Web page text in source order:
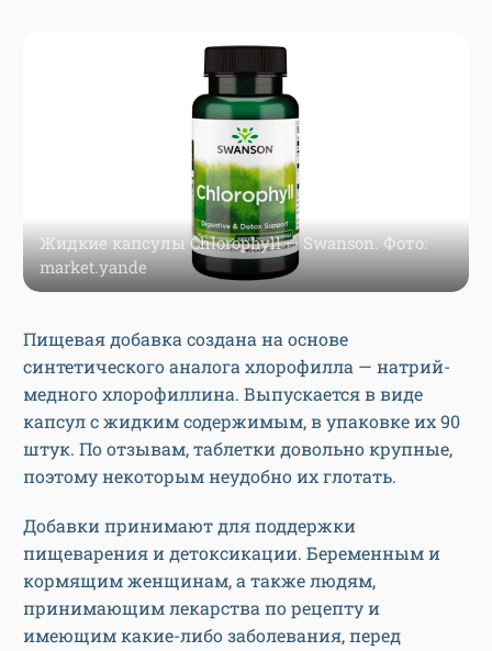
Жидкие капсулы Chlorophyll — Swanson. Фото:
market.yande
Пищевая добавка создана на основе
синтетического аналога хлорофилла — натрий-
медного хлорофиллина. Выпускается в виде
капсул с жидким содержимым, в упаковке их 90
штук. По отзывам, таблетки довольно крупные,
поэтому некоторым неудобно их глотать.
Добавки принимают для поддержки
пищеварения и детоксикации. Беременным и
кормящим женщинам, а также людям,
принимающим лекарства по рецепту и
имеющим какие-либо заболевания, перед